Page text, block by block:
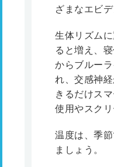
ざまなエビ
生体リズム
ると増え、
からブルー
れ、交感神
きるだけス
使用やスク
温度は、季
ましょう。